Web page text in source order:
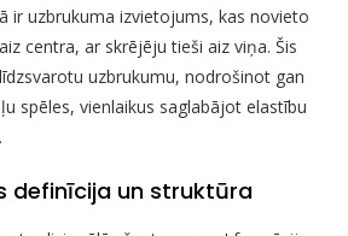
ir uzbrukuma izvietojums, kas novieto
centra, ar skrējēju tieši aiz viņa. Šis
uzbrukumu, nodrošinot gan
spēles, vienlaikus saglabājot elastību
definīcija un struktūra